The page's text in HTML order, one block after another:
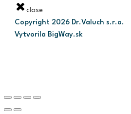
close
Copyright 2026Dr.Valuch s.r.o.
Vytvorila BigWay.sk